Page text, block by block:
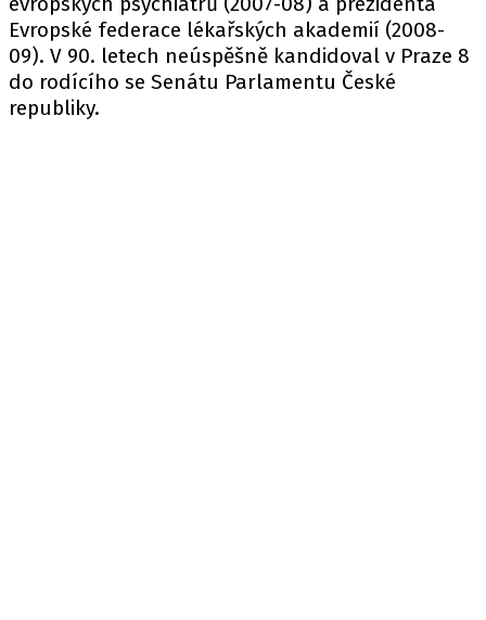
Evropské federace lékařských akademií (2008-
09). V 90. letech neúspěšně kandidoval v Praze 8
do rodícího se Senátu Parlamentu České
republiky.